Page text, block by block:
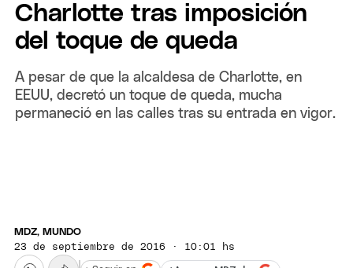
Charlotte tras imposición
del toque de queda
A pesar de que la alcaldesa de Charlotte, en
EEUU, decretó un toque de queda, mucha
permaneció en las calles tras su entrada en vigor.
MDZ, MUNDO
23 de septiembre de 2016 · 10:01 hs